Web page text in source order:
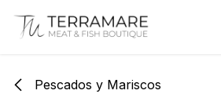
Pescados y Mariscos